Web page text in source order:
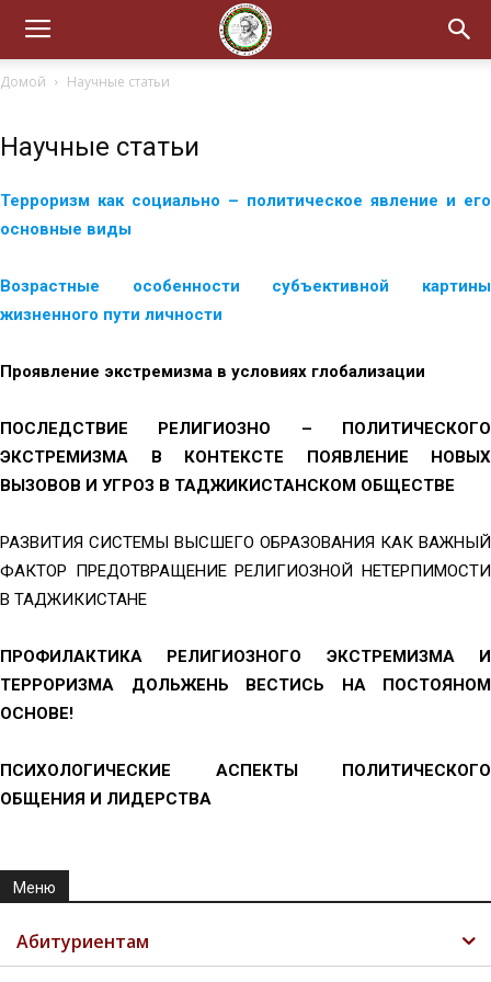
Домой Научные статьи
Научные статьи
Терроризм как социально – политическое явление и его
основные виды
Возрастные особенности субъективной картины
жизненного пути личности
Проявление экстремизма в условиях глобализации
ПОСЛЕДСТВИЕ РЕЛИГИОЗНО – ПОЛИТИЧЕСКОГО
ЭКСТРЕМИЗМА В КОНТЕКСТЕ ПОЯВЛЕНИЕ НОВЫХ
ВЫЗОВОВ И УГРОЗ В ТАДЖИКИСТАНСКОМ ОБЩЕСТВЕ
РАЗВИТИЯ СИСТЕМЫ ВЫСШЕГО ОБРАЗОВАНИЯ КАК ВАЖНЫЙ
ФАКТОР ПРЕДОТВРАЩЕНИЕ РЕЛИГИОЗНОЙ НЕТЕРПИМОСТИ
В ТАДЖИКИСТАНЕ
ПРОФИЛАКТИКА РЕЛИГИОЗНОГО ЭКСТРЕМИЗМА И
ТЕРРОРИЗМА ДОЛЬЖЕНЬ ВЕСТИСЬ НА ПОСТОЯНОМ
ОСНОВЕ!
ПСИХОЛОГИЧЕСКИЕ АСПЕКТЫ ПОЛИТИЧЕСКОГО
ОБЩЕНИЯ И ЛИДЕРСТВА
Меню
Абитуриентам